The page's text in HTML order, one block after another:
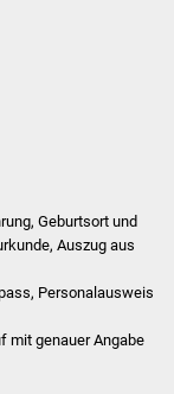
Geburtsort und
Auszug aus
Personalausweis
mit genauer Angabe